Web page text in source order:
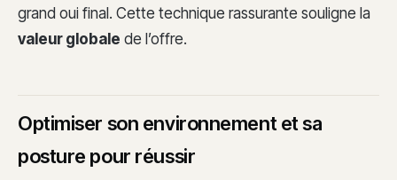
grand oui final. Cette technique rassurante souligne la
valeur globale de l’offre.
Optimiser son environnement et sa
posture pour réussir